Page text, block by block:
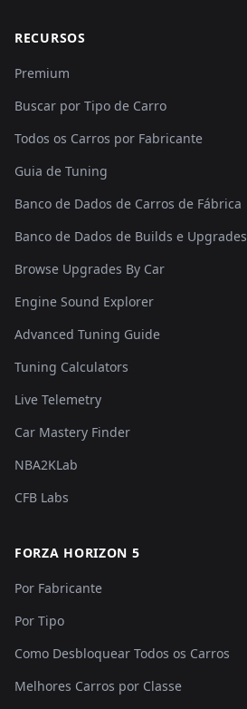
RECURSOS
Premium
Buscar por Tipo de Carro
Todos os Carros por Fabricante
Guia de Tuning
Banco de Dados de Carros de Fábrica
Banco de Dados de Builds e Upgrades
Browse Upgrades By Car
Engine Sound Explorer
Advanced Tuning Guide
Tuning Calculators
Live Telemetry
Car Mastery Finder
NBA2KLab
CFB Labs
FORZA HORIZON 5
Por Fabricante
Por Tipo
Como Desbloquear Todos os Carros
Melhores Carros por Classe